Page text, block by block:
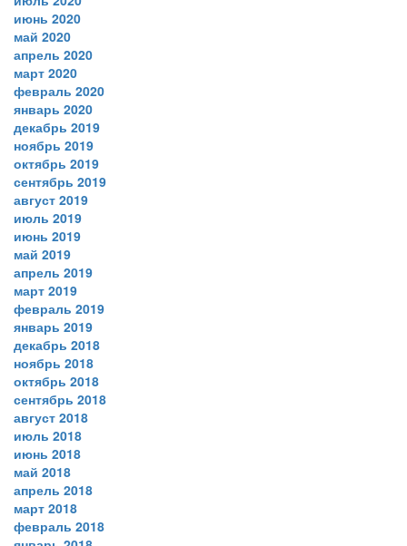
июнь 2020
май 2020
апрель 2020
март 2020
февраль 2020
январь 2020
декабрь 2019
ноябрь 2019
октябрь 2019
сентябрь 2019
август 2019
июль 2019
июнь 2019
май 2019
апрель 2019
март 2019
февраль 2019
январь 2019
декабрь 2018
ноябрь 2018
октябрь 2018
сентябрь 2018
август 2018
июль 2018
июнь 2018
май 2018
апрель 2018
март 2018
февраль 2018